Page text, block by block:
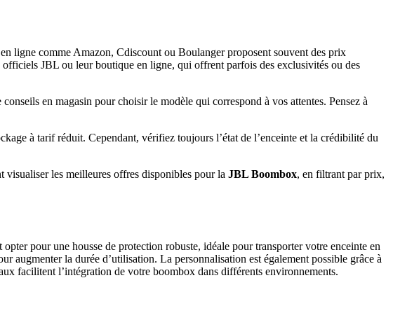
ligne comme Amazon, Cdiscount ou Boulanger proposent souvent des prix
JBL ou leur boutique en ligne, qui offrent parfois des exclusivités ou des
en magasin pour choisir le modèle qui correspond à vos attentes. Pensez à
à tarif réduit. Cependant, vérifiez toujours l’état de l’enceinte et la crédibilité du
visualiser les meilleures offres disponibles pour la JBL Boombox, en filtrant par prix,
pour une housse de protection robuste, idéale pour transporter votre enceinte en
augmenter la durée d’utilisation. La personnalisation est également possible grâce à
facilitent l’intégration de votre boombox dans différents environnements.